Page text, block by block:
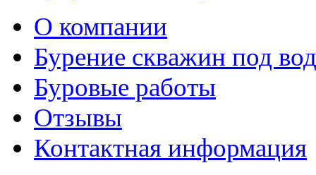
О компании
Бурение скважин под
Буровые работы
Отзывы
Контактная информация